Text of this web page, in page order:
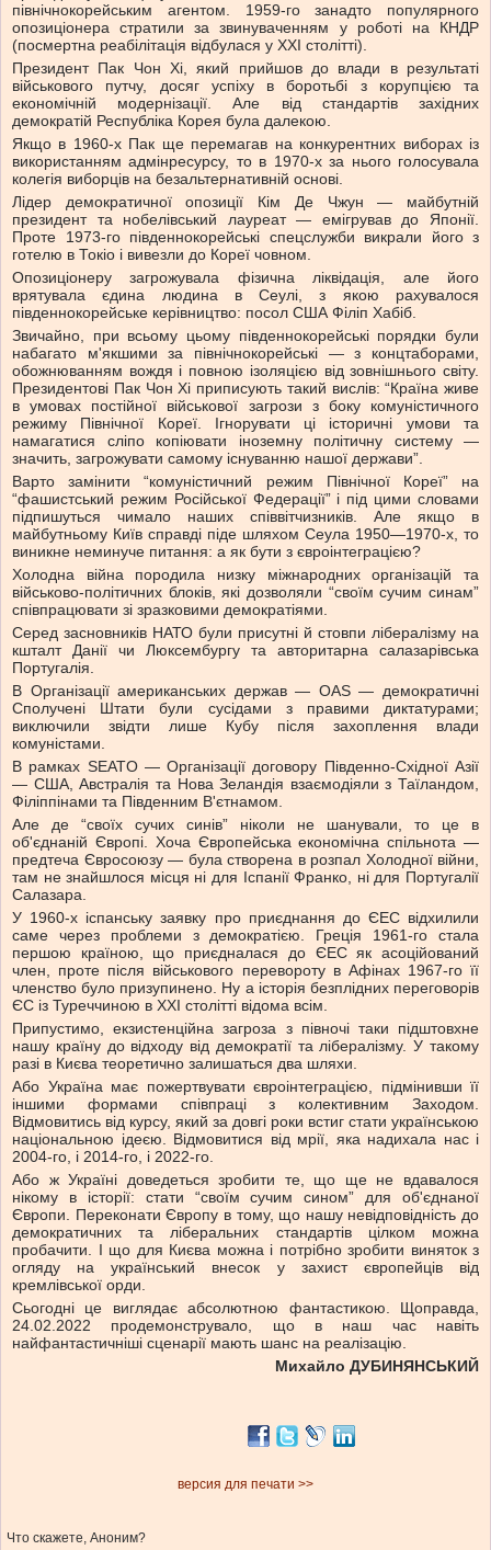
північнокорейським агентом. 1959-го занадто популярного
опозиціонера стратили за звинуваченням у роботі на КНДР
(посмертна реабілітація відбулася у XXI столітті).
Президент Пак Чон Хі, який прийшов до влади в результаті
військового путчу, досяг успіху в боротьбі з корупцією та
економічній модернізації. Але від стандартів західних
демократій Республіка Корея була далекою.
Якщо в 1960-х Пак ще перемагав на конкурентних виборах із
використанням адмінресурсу, то в 1970-х за нього голосувала
колегія виборців на безальтернативній основі.
Лідер демократичної опозиції Кім Де Чжун — майбутній
президент та нобелівський лауреат — емігрував до Японії.
Проте 1973-го південнокорейські спецслужби викрали його з
готелю в Токіо і вивезли до Кореї човном.
Опозиціонеру загрожувала фізична ліквідація, але його
врятувала єдина людина в Сеулі, з якою рахувалося
південнокорейське керівництво: посол США Філіп Хабіб.
Звичайно, при всьому цьому південнокорейські порядки були
набагато м'якшими за північнокорейські — з концтаборами,
обожнюванням вождя і повною ізоляцією від зовнішнього світу.
Президентові Пак Чон Хі приписують такий вислів: “Країна живе
в умовах постійної військової загрози з боку комуністичного
режиму Північної Кореї. Ігнорувати ці історичні умови та
намагатися сліпо копіювати іноземну політичну систему —
значить, загрожувати самому існуванню нашої держави”.
Варто замінити “комуністичний режим Північної Кореї” на
“фашистський режим Російської Федерації” і під цими словами
підпишуться чимало наших співвітчизників. Але якщо в
майбутньому Київ справді піде шляхом Сеула 1950—1970-х, то
виникне неминуче питання: а як бути з євроінтеграцією?
Холодна війна породила низку міжнародних організацій та
військово-політичних блоків, які дозволяли “своїм сучим синам”
співпрацювати зі зразковими демократіями.
Серед засновників НАТО були присутні й стовпи лібералізму на
кшталт Данії чи Люксембургу та авторитарна салазарівська
Португалія.
В Організації американських держав — OAS — демократичні
Сполучені Штати були сусідами з правими диктатурами;
виключили звідти лише Кубу після захоплення влади
комуністами.
В рамках SEATO — Організації договору Південно-Східної Азії
— США, Австралія та Нова Зеландія взаємодіяли з Таїландом,
Філіппінами та Південним В'єтнамом.
Але де “своїх сучих синів” ніколи не шанували, то це в
об'єднаній Європі. Хоча Європейська економічна спільнота —
предтеча Євросоюзу — була створена в розпал Холодної війни,
там не знайшлося місця ні для Іспанії Франко, ні для Португалії
Салазара.
У 1960-х іспанську заявку про приєднання до ЄЕС відхилили
саме через проблеми з демократією. Греція 1961-го стала
першою країною, що приєдналася до ЄЕС як асоційований
член, проте після військового перевороту в Афінах 1967-го її
членство було призупинено. Ну а історія безплідних переговорів
ЄС із Туреччиною в XXI столітті відома всім.
Припустимо, екзистенційна загроза з півночі таки підштовхне
нашу країну до відходу від демократії та лібералізму. У такому
разі в Києва теоретично залишаться два шляхи.
Або Україна має пожертвувати євроінтеграцією, підмінивши її
іншими формами співпраці з колективним Заходом.
Відмовитись від курсу, який за довгі роки встиг стати українською
національною ідеєю. Відмовитися від мрії, яка надихала нас і
2004-го, і 2014-го, і 2022-го.
Або ж Україні доведеться зробити те, що ще не вдавалося
нікому в історії: стати “своїм сучим сином” для об'єднаної
Європи. Переконати Європу в тому, що нашу невідповідність до
демократичних та ліберальних стандартів цілком можна
пробачити. І що для Києва можна і потрібно зробити виняток з
огляду на український внесок у захист європейців від
кремлівської орди.
Сьогодні це виглядає абсолютною фантастикою. Щоправда,
24.02.2022 продемонструвало, що в наш час навіть
найфантастичніші сценарії мають шанс на реалізацію.
Михайло ДУБИНЯНСЬКИЙ
версия для печати >>
Что скажете, Аноним?